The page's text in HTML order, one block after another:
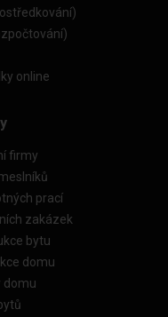
online
firmy
prací
zakázek
bytu
domu
domu